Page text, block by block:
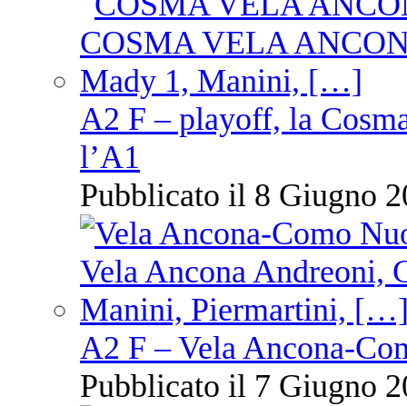
A2 F – playoff, la
l’A1
Pubblicato il 8 Giugno
A2 F – Vela Ancona-
Pubblicato il 7 Giugno